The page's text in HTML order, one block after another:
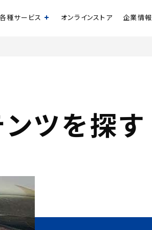
各種サービス 開くオンラインストア 企業情報
ツを探す